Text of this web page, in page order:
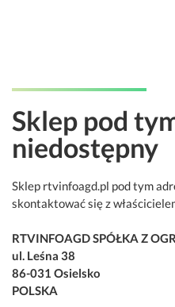
Sklep pod
niedostępny
Sklep rtvinfoagd.pl pod tym
skontaktować się z
RTVINFOAGD SPÓŁKA Z
ul. Leśna 38
86-031 Osielsko
POLSKA